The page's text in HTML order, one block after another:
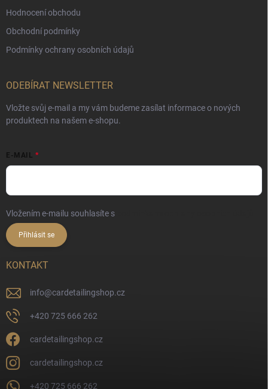
Hodnocení obchodu
Obchodní podmínky
Podmínky ochrany osobních údajů
ODEBÍRAT NEWSLETTER
Vložte svůj e-mail a my vám budeme zasílat informace o nových
produktech na našem e-shopu.
E-MAIL
Vložením e-mailu souhlasíte s
Přihlásit se
KONTAKT
info@cardetailingshop.cz
+420 725 666 262
cardetailingshop.cz
cardetailingshop.cz
+420 725 666 262